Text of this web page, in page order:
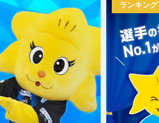
ランキング